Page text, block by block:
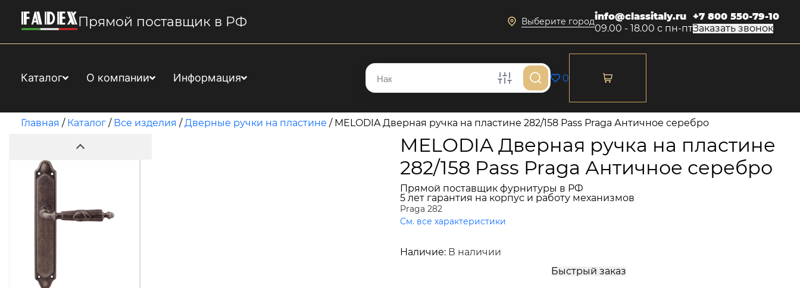
Прямой поставщик в РФ Выберите городinfo@classitaly.ru
09.00 - 18.00 с пн-пт
+7 800 550-79-10
Заказать звонок
Каталог О компании Информация 0
Главная / Каталог / Все изделия /Дверные ручки на пластине / MELODIA Дверная ручка на пластине 282/158 Pass Praga Античное серебро
MELODIA Дверная ручка на пластине
282/158 Pass Praga Античное серебро
Прямой поставщик фурнитуры в РФ
5 лет гарантия на корпус и работу механизмов
Praga 282
См. все характеристики
Наличие: В наличии
Быстрый заказ